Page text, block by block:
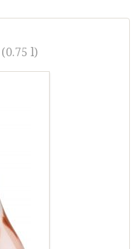
(0.75 l)